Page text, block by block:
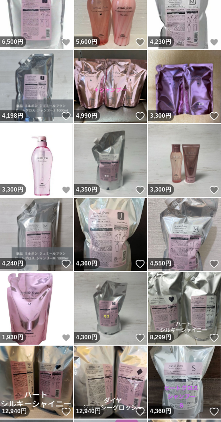
6,500円 いいね！
5,600円 いいね！
4,230円
4,198円 いいね！
4,990円 いいね！
3,300円
3,300 円 いいね！
4,350円 いいね！
3,300円
4,240円 いいね！
4,360円 いいね！
4,550円
1,930円 いいね！
4,300円 いいね！
8,299円
12,940円 いいね！
12,940円 いいね！
4,360円